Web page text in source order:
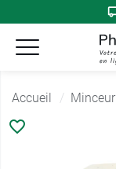
Accueil